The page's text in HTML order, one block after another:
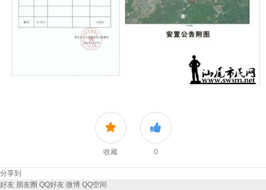
收藏 0
分享到
好友 朋友圈 QQ好友 微博 QQ空间